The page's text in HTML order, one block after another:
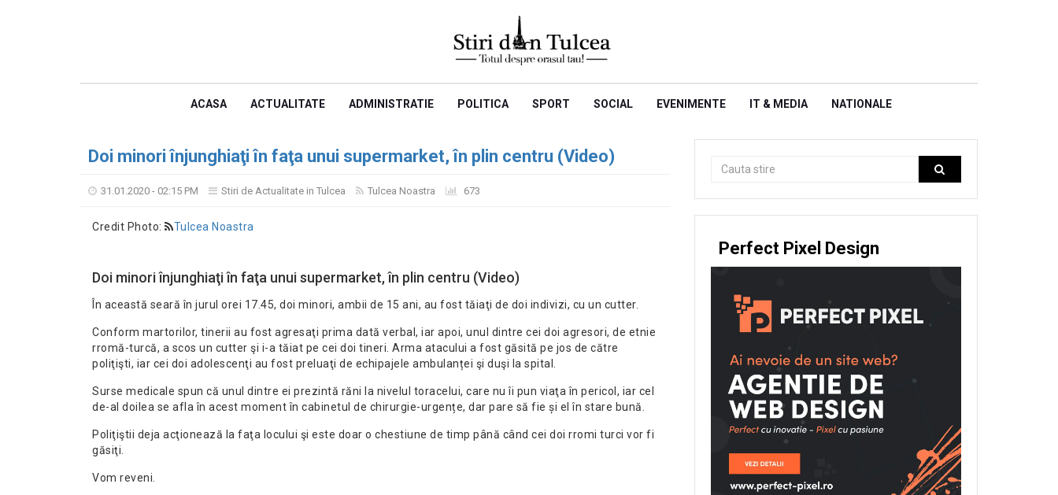
ACASA ACTUALITATE ADMINISTRATIE POLITICA SPORT SOCIAL EVENIMENTE IT & MEDIA NATIONALE
Doi minori înjunghiaţi în faţa unui supermarket, în plin centru (Video)
31.01.2020 - 02:15 PM Stiri de Actualitate in Tulcea Tulcea Noastra 673
Credit Photo: Tulcea Noastra
Doi minori înjunghiaţi în faţa unui supermarket, în plin centru (Video)
În această seară în jurul orei 17.45, doi minori, ambii de 15 ani, au fost tăiaţi de doi indivizi, cu un cutter.
Conform martorilor, tinerii au fost agresaţi prima dată verbal, iar apoi, unul dintre cei doi agresori, de etnie
rromă-turcă, a scos un cutter şi i-a tăiat pe cei doi tineri. Arma atacului a fost găsită pe jos de către
poliţişti, iar cei doi adolescenţi au fost preluaţi de echipajele ambulanței şi duşi la spital.
Surse medicale spun că unul dintre ei prezintă răni la nivelul toracelui, care nu îi pun viaţa în pericol, iar cel
de-al doilea se afla în acest moment în cabinetul de chirurgie-urgențe, dar pare să fie și el în stare bună.
Poliţiştii deja acţionează la faţa locului şi este doar o chestiune de timp până când cei doi rromi turci vor fi
găsiţi.
Vom reveni.
Perfect Pixel Design